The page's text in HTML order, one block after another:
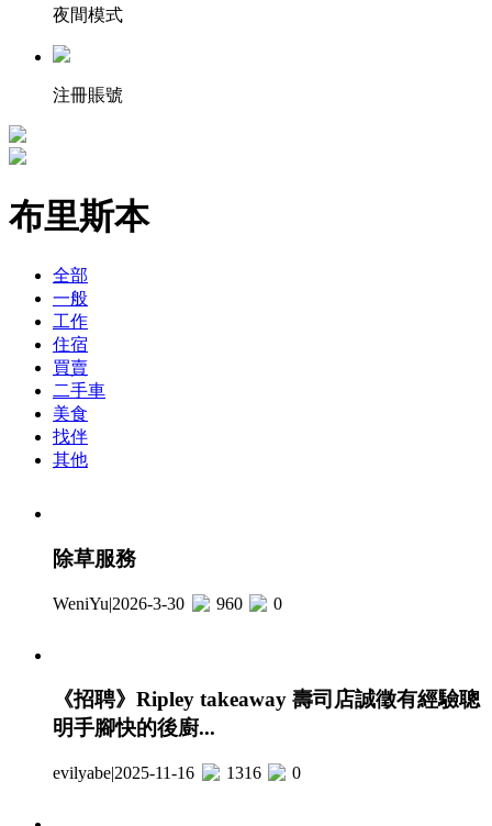
夜間模式
注冊賬號
布里斯本
全部
一般
工作
住宿
買賣
二手車
美食
找伴
其他
除草服務
WeniYu|2026-3-30 960 0
《招聘》Ripley takeaway 壽司店誠徵有經驗聰
明手腳快的後廚...
evilyabe|2025-11-16 1316 0